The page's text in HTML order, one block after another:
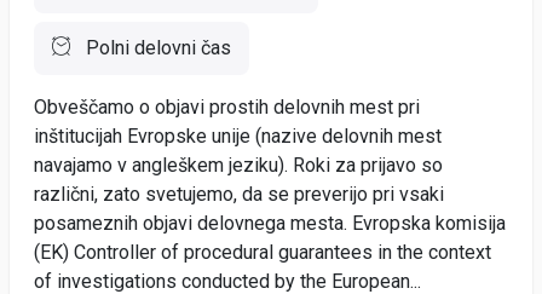
Polni delovni čas
Obveščamo o objavi prostih delovnih mest pri
inštitucijah Evropske unije (nazive delovnih mest
navajamo v angleškem jeziku). Roki za prijavo so
različni, zato svetujemo, da se preverijo pri vsaki
posameznih objavi delovnega mesta. Evropska komisija
(EK) Controller of procedural guarantees in the context
of investigations conducted by the European...